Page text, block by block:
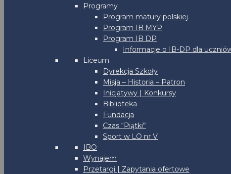
Programy
Program matury polskiej
Program IB MYP
Program IB DP
Informacje o IB-DP dla
Liceum
Dyrekcja Szkoły
Misja – Historia – Patron
Inicjatywy | Konkursy
Biblioteka
Fundacja
Czas “Piątki”
Sport w LO nr V
IBO
Wynajem
Przetargi | Zapytania ofertowe